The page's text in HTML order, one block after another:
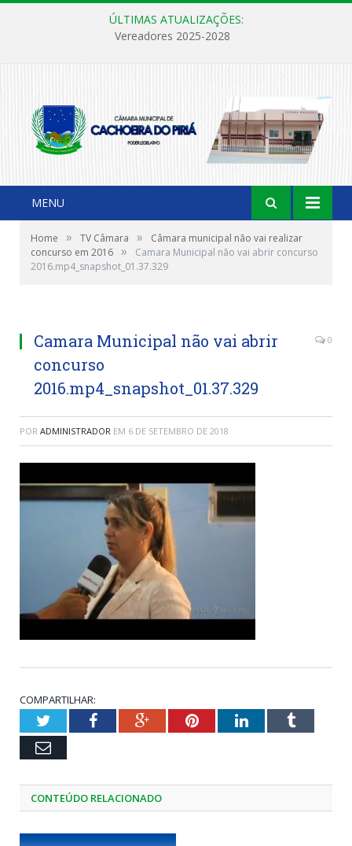
ÚLTIMAS ATUALIZAÇÕES:
Vereadores 2025-2028
MENU
Home » TV Câmara »
Câmara municipal não vai realizar
concurso em 2016 »
Camara Municipal não vai abrir concurso
2016.mp4_snapshot_01.37.329
Camara Municipal não vai abrir
concurso
2016.mp4_snapshot_01.37.329
0
POR ADMINISTRADOR EM 6 DE SETEMBRO DE 2018
COMPARTILHAR:
TwitterFacebookGoogle+PinterestLinkedInTumblr
Email
CONTEÚDO RELACIONADO